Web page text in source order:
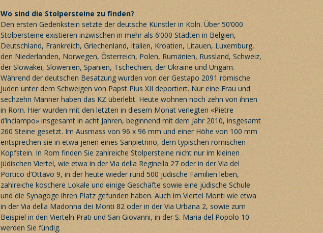
Wo sind die Stolpersteine zu finden?
Den ersten Gedenkstein setzte der deutsche Künstler in Köln. Über 50‘000
Stolpersteine existieren inzwischen in mehr als 6‘000 Städten in Belgien,
Deutschland, Frankreich, Griechenland, Italien, Kroatien, Litauen, Luxemburg,
den Niederlanden, Norwegen, Österreich, Polen, Rumänien, Russland, Schweiz,
der Slowakei, Slowenien, Spanien, Tschechien, der Ukraine und Ungarn.
Während der deutschen Besatzung wurden von der Gestapo 2091 römische
Juden unter dem Schweigen von Papst Pius XII deportiert. Nur eine Frau und
sechzehn Männer haben das KZ überlebt. Heute wohnen noch zehn von ihnen
in Rom. Hier wurden mit den letzten in diesem Monat verlegten «Pietre
d’inciampo» insgesamt in acht Jahren, beginnend mit dem Jahr 2010, insgesamt
260 Steine gesetzt. Im Ausmass von 96 x 96 mm und einer Höhe von 100 mm
entsprechen sie in etwa jenen einesSanpietrino, dem typischen römischen
Kopfstein. In Rom finden Sie zahlreiche Stolpersteine nicht nur im kleinen
jüdischen Viertel, wie etwa in der Via della Reginella 27 oder in der Via del
Portico d’Ottavo 9, in der heute wieder rund 500 jüdische Familien leben,
zahlreiche koschere Lokale und einige Geschäfte sowie eine jüdische Schule
und die Synagoge ihren Platz gefunden haben. Auch im Viertel Monti wie etwa
in der Via della Madonna dei Monti 82 oder in der Via Urbana 2, sowie zum
Beispiel in den Vierteln Prati und San Giovanni, in der S. Maria del Popolo 10
werden Sie fündig.